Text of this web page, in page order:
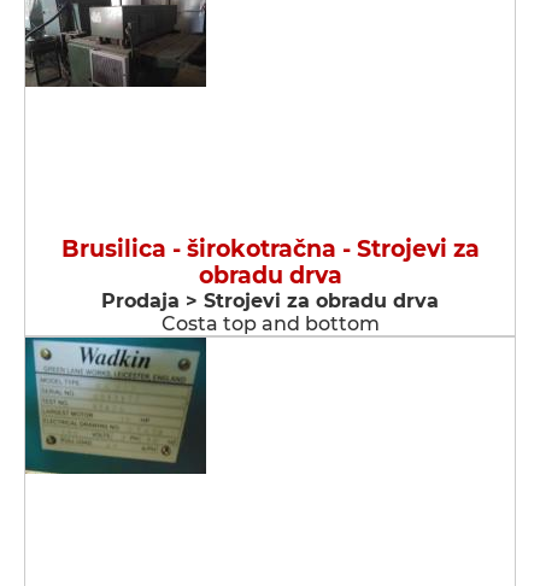
Brusilica - širokotračna - Strojevi za
obradu drva
Prodaja > Strojevi za obradu drva
Costa top and bottom